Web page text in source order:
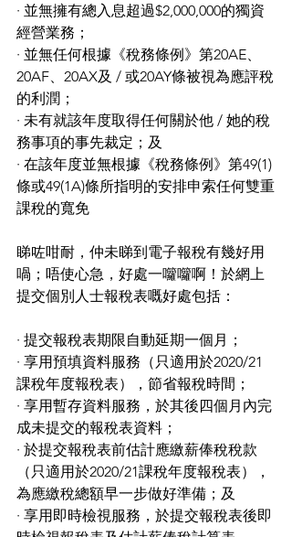
· 並無擁有總入息超過$2,000,000的獨資
經營業務；
· 並無任何根據《稅務條例》第20AE、
20AF、20AX及 / 或20AY條被視為應評稅
的利潤；
· 未有就該年度取得任何關於他 / 她的稅
務事項的事先裁定；及
· 在該年度並無根據《稅務條例》第49(1)
條或49(1A)條所指明的安排申索任何雙重
課稅的寬免
睇咗咁耐，仲未睇到電子報稅有幾好用
喎；唔使心急，好處一囖囖啊！於網上
提交個別人士報稅表嘅好處包括：
· 提交報稅表期限自動延期一個月；
· 享用預填資料服務（只適用於2020/21
課稅年度報稅表），節省報稅時間；
· 享用暫存資料服務，於其後四個月內完
成未提交的報稅表資料；
· 於提交報稅表前估計應繳薪俸稅稅款
（只適用於2020/21課稅年度報稅表），
為應繳稅總額早一步做好準備；及
· 享用即時檢視服務，於提交報稅表後即